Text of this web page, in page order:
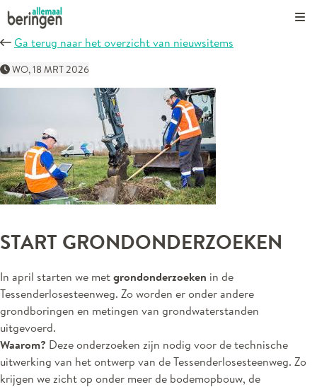
Ga terug naar het overzicht van nieuwsitems
WO, 18 MRT 2026
START GRONDONDERZOEKEN
In april starten we metgrondonderzoeken in de
Tessenderlosesteenweg. Zo worden er onder andere
grondboringen en metingen van grondwaterstanden
uitgevoerd.
Waarom? Deze onderzoeken zijn nodig voor de technische
uitwerking van het ontwerp van de Tessenderlosesteenweg. Zo
krijgen we zicht op onder meer de bodemopbouw, de